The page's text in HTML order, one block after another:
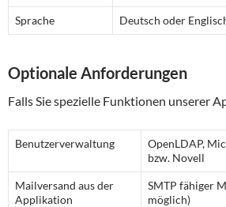
Sprache Deutsch oder
Optionale Anforderungen
Falls Sie spezielle Funktionen unserer
Benutzerverwaltung
OpenLDAP,
bzw. Novell
Mailversand aus der
Applikation
SMTP fähiger
möglich)